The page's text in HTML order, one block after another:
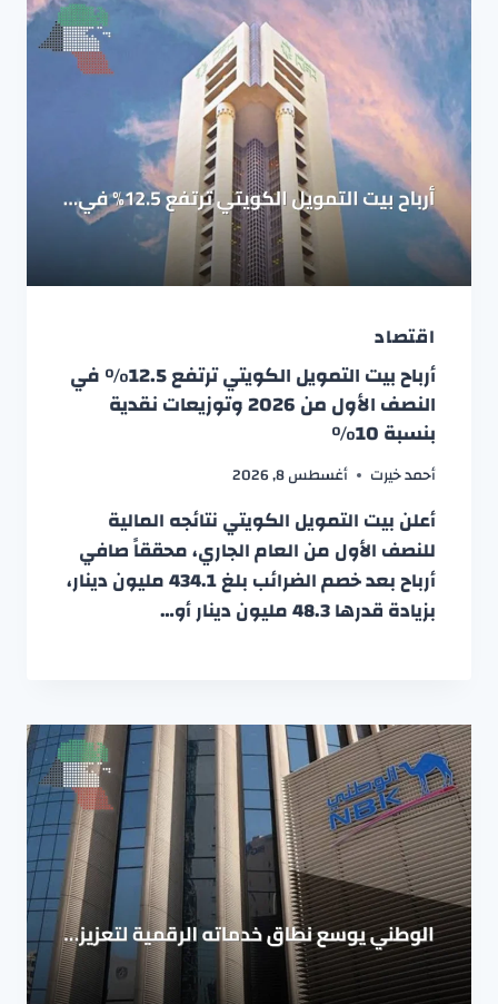
اقتصاد
أرباح بيت التمويل الكويتي ترتفع 12.5% في
النصف الأول من 2026 وتوزيعات نقدية
بنسبة 10%
أحمد خيرت أغسطس 8, 2026
أعلن بيت التمويل الكويتي نتائجه المالية
للنصف الأول من العام الجاري، محققاً صافي
أرباح بعد خصم الضرائب بلغ 434.1 مليون دينار،
بزيادة قدرها 48.3 مليون دينار أو…